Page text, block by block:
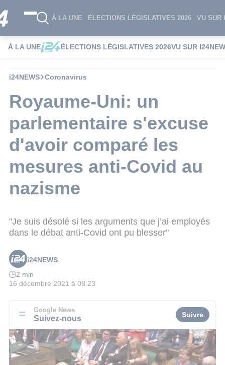
À LA UNE ÉLECTIONS LÉGISLATIVES 2026 VU SUR
À LA UNE ÉLECTIONS LÉGISLATIVES 2026VU SUR
i24NEWS Coronavirus
Royaume-Uni: un
parlementaire s'excuse
d'avoir comparé les
mesures anti-Covid au
nazisme
"Je suis désolé si les arguments que j’ai employés
dans le débat anti-Covid ont pu blesser"
i24NEWS
2 min
16 décembre 2021 à 08:23
Google News
Suivez-nous Suivre